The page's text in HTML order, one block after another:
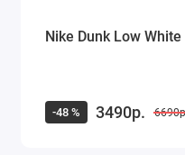
Nike Dunk Low
-48 % 3490р.